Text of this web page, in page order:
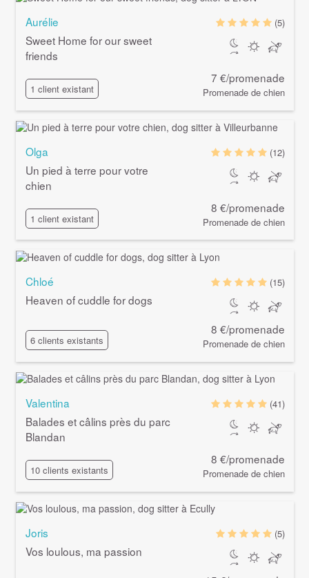
Aurélie
Sweet Home for our sweet
friends
1 client existant
(5)
7 €/promenade
Promenade de chien
Olga
Un pied à terre pour votre
chien
1 client existant
(12)
8 €/promenade
Promenade de chien
Chloé
Heaven of cuddle for dogs
6 clients existants
(15)
8 €/promenade
Promenade de chien
Valentina
Balades et câlins près du parc
Blandan
10 clients existants
(41)
8 €/promenade
Promenade de chien
Joris
Vos loulous, ma passion
(5)